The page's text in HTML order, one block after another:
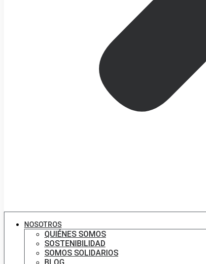
NOSOTROS
QUIÉNES SOMOS
SOSTENIBILIDAD
SOMOS SOLIDARIOS